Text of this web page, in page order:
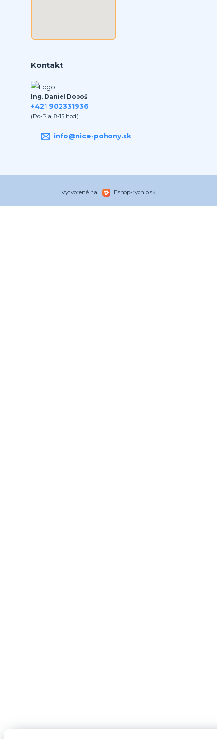
Kontakt
Ing. Daniel Doboš
+421 902331936
(Po-Pia, 8-16 hod.)
info@nice-pohony.sk
Vytvorené na Eshop-rychlo.sk